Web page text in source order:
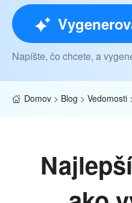
Napíšte, čo chcete, a
Domov > Blog > Vedomosti